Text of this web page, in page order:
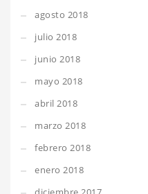
agosto 2018
julio 2018
junio 2018
mayo 2018
abril 2018
marzo 2018
febrero 2018
enero 2018